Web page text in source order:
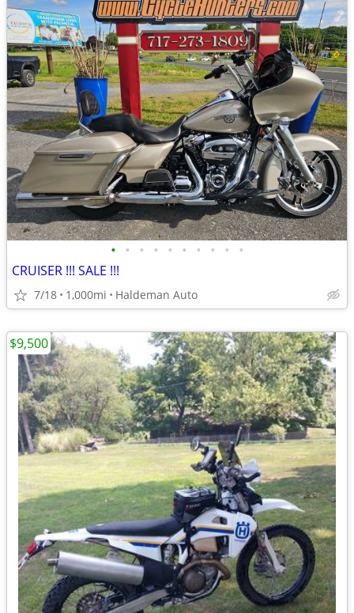
• • • • • • • • • •
CRUISER !!! SALE !!!
7/18 1,000mi Haldeman Auto
$9,500